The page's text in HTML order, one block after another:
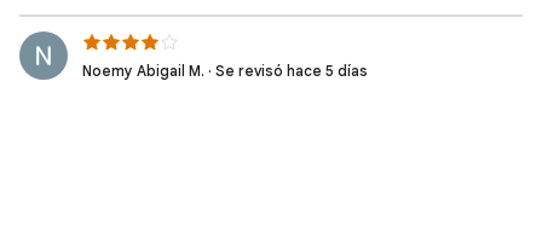
Noemy Abigail M. · Se revisó hace 5 días